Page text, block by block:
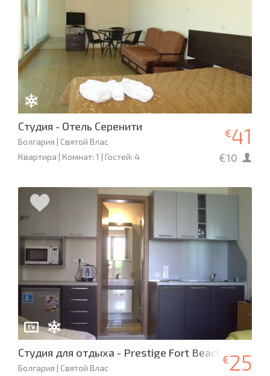
Студия - Отель Серенити
Болгария | Святой Влас
Квартира | Комнат: 1 | Гостей: 4
€41
€10
Студия для отдыха - Prestige Fort Beach
Болгария | Святой Влас
€25